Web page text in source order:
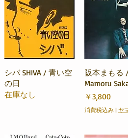
クイックビュー
シバ SHIVA / 青い空
の日
在庫なし
クイック
阪本まもる
Mamoru
価格
￥3,800
消費税込み| ヤ